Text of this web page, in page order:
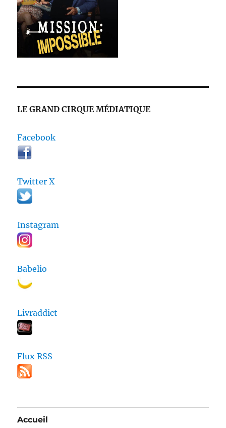
LE GRAND CIRQUE MÉDIATIQUE
Facebook
Twitter X
Instagram
Babelio
Livraddict
Flux RSS
Accueil